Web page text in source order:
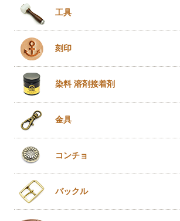
工具
刻印
染料 溶剤接着剤
金具
コンチョ
バックル